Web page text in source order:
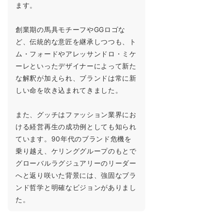
ます。
創業期の馬具モチーフやGGロゴな
ど、伝統的な意匠を継承しつつも、ト
ム・フォードやアレッサンドロ・ミケ
ーレといったデザイナーによって新た
な解釈が加えられ、ブランドは常に新
しい命を吹き込まれてきました。
また、グッチはファッション業界にお
ける経営再生の成功例としても知られ
ています。90年代のブランド危機を
乗り越え、ケリンググループのもとで
グローバルラグジュアリーのリーダー
へと返り咲いた背景には、強固なブラ
ンド哲学と明確なビジョンがありまし
た。